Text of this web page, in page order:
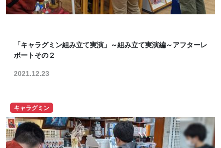
「キャラグミン組み立て実演」～組み立て実演編～アフターレ
ポートその２
2021.12.23
キャラグミン